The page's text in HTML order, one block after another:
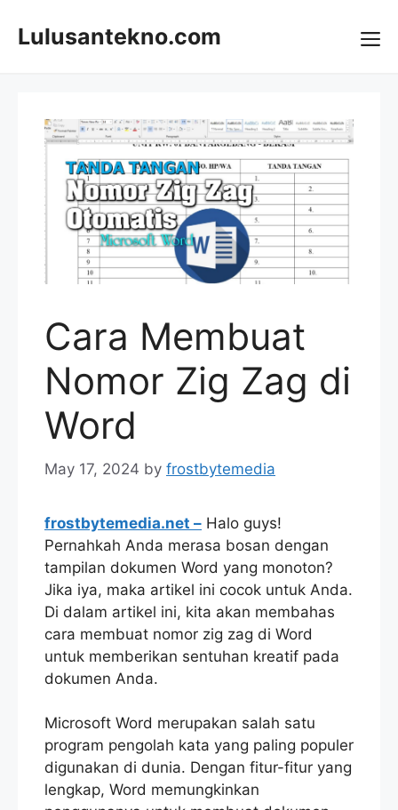
Lulusantekno.com
Cara Membuat
Nomor Zig Zag di
Word
May 17, 2024 by frostbytemedia
frostbytemedia.net – Halo guys!
Pernahkah Anda merasa bosan dengan
tampilan dokumen Word yang monoton?
Jika iya, maka artikel ini cocok untuk Anda.
Di dalam artikel ini, kita akan membahas
cara membuat nomor zig zag di Word
untuk memberikan sentuhan kreatif pada
dokumen Anda.
Microsoft Word merupakan salah satu
program pengolah kata yang paling populer
digunakan di dunia. Dengan fitur-fitur yang
lengkap, Word memungkinkan